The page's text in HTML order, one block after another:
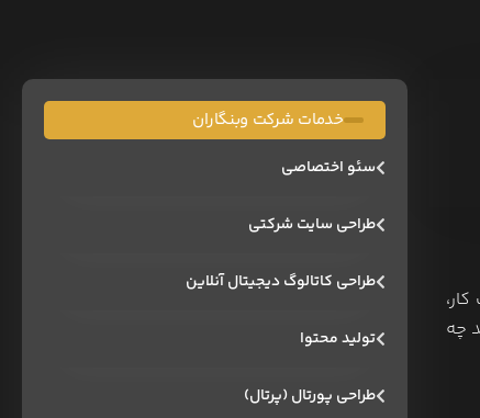
چه
خدمات شرکت وبنگاران
سئو اختصاصی
طراحی سایت شرکتی
طراحی کاتالوگ دیجیتال آنلاین
تولید محتوا
طراحی پورتال (پرتال)